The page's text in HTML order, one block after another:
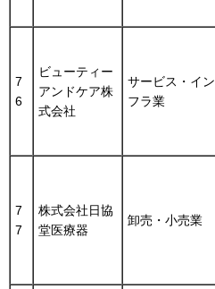
7
6
ビューティー
アンドケア株
式会社
サービス・イン
フラ業
7
7
株式会社日協
堂医療器
卸売・小売業